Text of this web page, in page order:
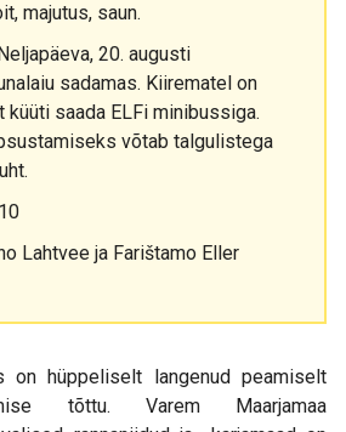
majutus, saun.
20. augusti
sadamas. Kiirematel on
küüti saada ELFi minibussiga.
võtab talgulistega
10
Lahtvee ja Farištamo Eller
on hüppeliselt langenud peamiselt
tõttu. Varem Maarjamaa